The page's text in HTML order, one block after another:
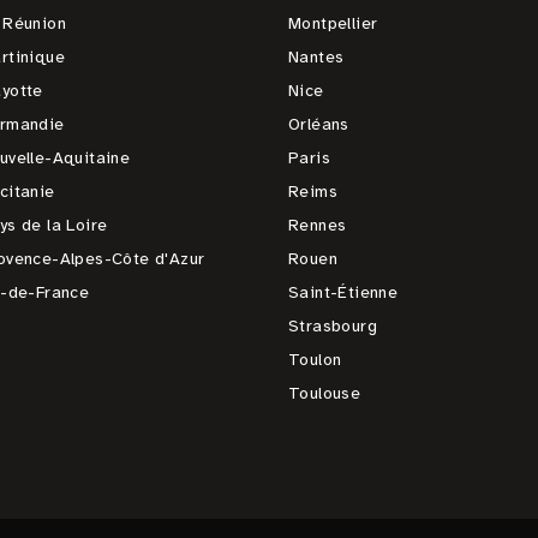
Aquitaine
de la Loire
Alpes-Côte d'Azur
de-France
Montpellier
Nantes
Nice
Orléans
Paris
Reims
Rennes
Rouen
Saint-Étienne
Strasbourg
Toulon
Toulouse